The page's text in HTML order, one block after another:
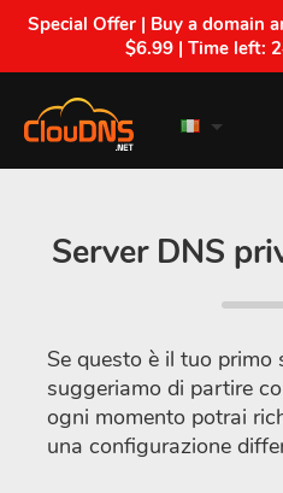
Special Offer | Buy a domain
$6.99 | Time left:
Server DNS
Se questo è il tuo primo
suggeriamo di partire
ogni momento potrai
una configurazione